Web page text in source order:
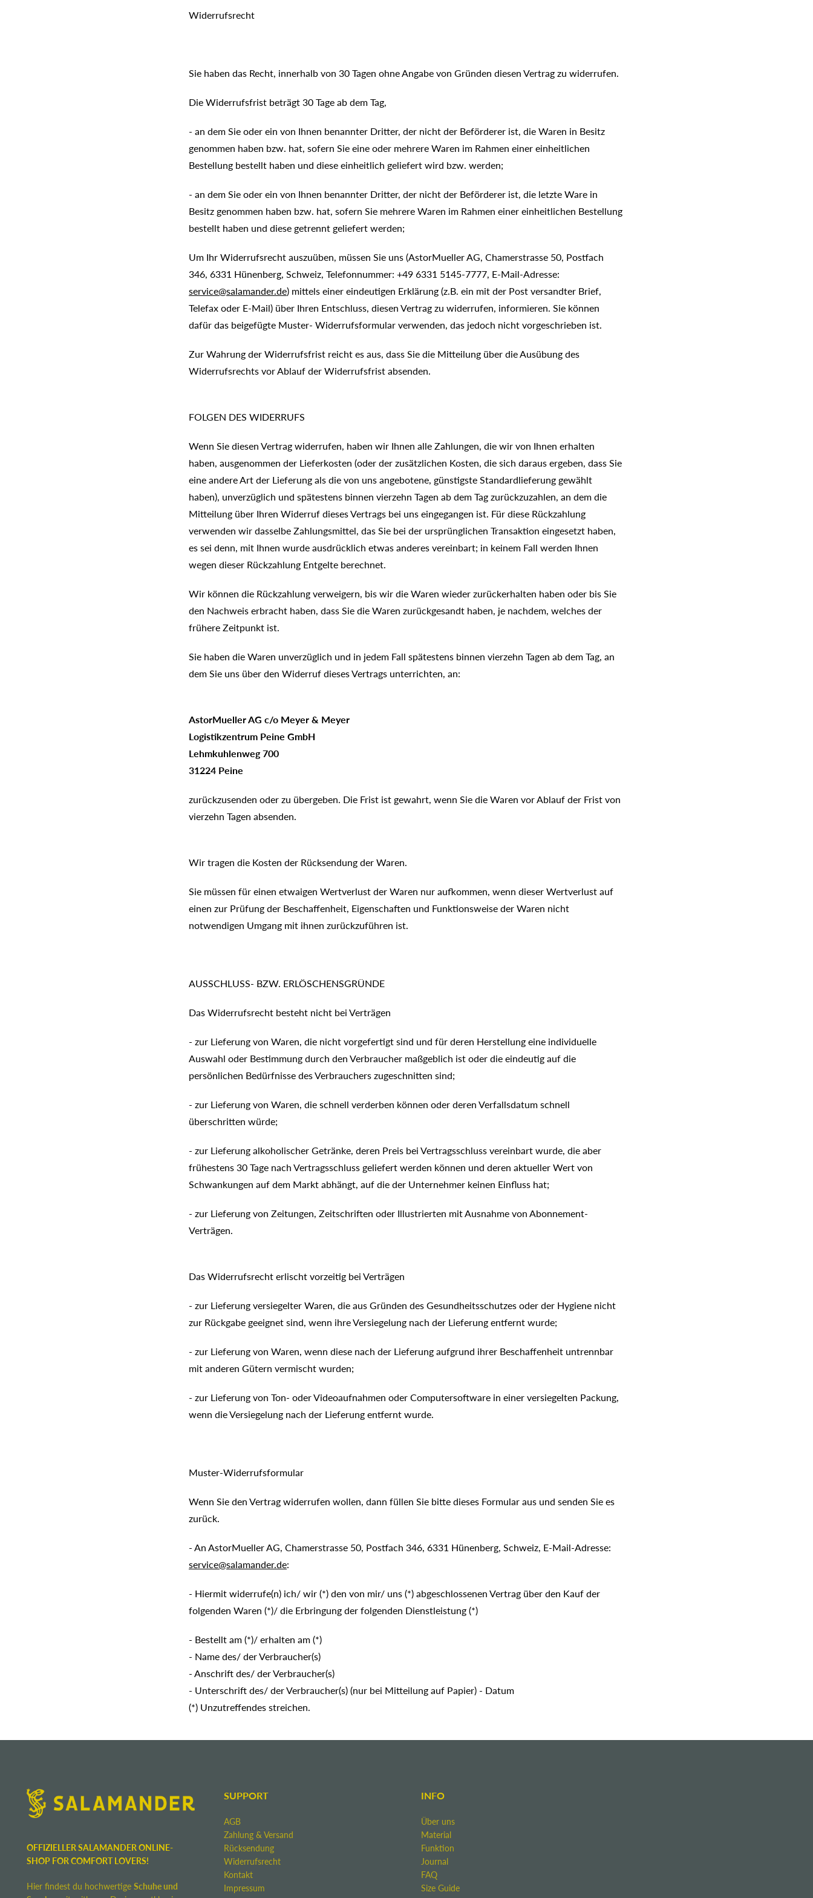
Widerrufsrecht
Sie haben das Recht, innerhalb von 30 Tagen ohne Angabe von Gründen diesen Vertrag zu widerrufen.
Die Widerrufsfrist beträgt 30 Tage ab dem Tag,
- an dem Sie oder ein von Ihnen benannter Dritter, der nicht der Beförderer ist, die Waren in Besitz
genommen haben bzw. hat, sofern Sie eine oder mehrere Waren im Rahmen einer einheitlichen
Bestellung bestellt haben und diese einheitlich geliefert wird bzw. werden;
- an dem Sie oder ein von Ihnen benannter Dritter, der nicht der Beförderer ist, die letzte Ware in
Besitz genommen haben bzw. hat, sofern Sie mehrere Waren im Rahmen einer einheitlichen Bestellung
bestellt haben und diese getrennt geliefert werden;
Um Ihr Widerrufsrecht auszuüben, müssen Sie uns (AstorMueller AG, Chamerstrasse 50, Postfach
346, 6331 Hünenberg, Schweiz, Telefonnummer: +49 6331 5145-7777, E-Mail-Adresse:
service@salamander.de) mittels einer eindeutigen Erklärung (z.B. ein mit der Post versandter Brief,
Telefax oder E-Mail) über Ihren Entschluss, diesen Vertrag zu widerrufen, informieren. Sie können
dafür das beigefügte Muster- Widerrufsformular verwenden, das jedoch nicht vorgeschrieben ist.
Zur Wahrung der Widerrufsfrist reicht es aus, dass Sie die Mitteilung über die Ausübung des
Widerrufsrechts vor Ablauf der Widerrufsfrist absenden.
FOLGEN DES WIDERRUFS
Wenn Sie diesen Vertrag widerrufen, haben wir Ihnen alle Zahlungen, die wir von Ihnen erhalten
haben, ausgenommen der Lieferkosten (oder der zusätzlichen Kosten, die sich daraus ergeben, dass Sie
eine andere Art der Lieferung als die von uns angebotene, günstigste Standardlieferung gewählt
haben), unverzüglich und spätestens binnen vierzehn Tagen ab dem Tag zurückzuzahlen, an dem die
Mitteilung über Ihren Widerruf dieses Vertrags bei uns eingegangen ist. Für diese Rückzahlung
verwenden wir dasselbe Zahlungsmittel, das Sie bei der ursprünglichen Transaktion eingesetzt haben,
es sei denn, mit Ihnen wurde ausdrücklich etwas anderes vereinbart; in keinem Fall werden Ihnen
wegen dieser Rückzahlung Entgelte berechnet.
Wir können die Rückzahlung verweigern, bis wir die Waren wieder zurückerhalten haben oder bis Sie
den Nachweis erbracht haben, dass Sie die Waren zurückgesandt haben, je nachdem, welches der
frühere Zeitpunkt ist.
Sie haben die Waren unverzüglich und in jedem Fall spätestens binnen vierzehn Tagen ab dem Tag, an
dem Sie uns über den Widerruf dieses Vertrags unterrichten, an:
AstorMueller AG c/o Meyer & Meyer
Logistikzentrum Peine GmbH
Lehmkuhlenweg 700
31224 Peine
zurückzusenden oder zu übergeben. Die Frist ist gewahrt, wenn Sie die Waren vor Ablauf der Frist von
vierzehn Tagen absenden.
Wir tragen die Kosten der Rücksendung der Waren.
Sie müssen für einen etwaigen Wertverlust der Waren nur aufkommen, wenn dieser Wertverlust auf
einen zur Prüfung der Beschaffenheit, Eigenschaften und Funktionsweise der Waren nicht
notwendigen Umgang mit ihnen zurückzuführen ist.
AUSSCHLUSS- BZW. ERLÖSCHENSGRÜNDE
Das Widerrufsrecht besteht nicht bei Verträgen
- zur Lieferung von Waren, die nicht vorgefertigt sind und für deren Herstellung eine individuelle
Auswahl oder Bestimmung durch den Verbraucher maßgeblich ist oder die eindeutig auf die
persönlichen Bedürfnisse des Verbrauchers zugeschnitten sind;
- zur Lieferung von Waren, die schnell verderben können oder deren Verfallsdatum schnell
überschritten würde;
- zur Lieferung alkoholischer Getränke, deren Preis bei Vertragsschluss vereinbart wurde, die aber
frühestens 30 Tage nach Vertragsschluss geliefert werden können und deren aktueller Wert von
Schwankungen auf dem Markt abhängt, auf die der Unternehmer keinen Einfluss hat;
- zur Lieferung von Zeitungen, Zeitschriften oder Illustrierten mit Ausnahme von Abonnement-
Verträgen.
Das Widerrufsrecht erlischt vorzeitig bei Verträgen
- zur Lieferung versiegelter Waren, die aus Gründen des Gesundheitsschutzes oder der Hygiene nicht
zur Rückgabe geeignet sind, wenn ihre Versiegelung nach der Lieferung entfernt wurde;
- zur Lieferung von Waren, wenn diese nach der Lieferung aufgrund ihrer Beschaffenheit untrennbar
mit anderen Gütern vermischt wurden;
- zur Lieferung von Ton- oder Videoaufnahmen oder Computersoftware in einer versiegelten Packung,
wenn die Versiegelung nach der Lieferung entfernt wurde.
Muster-Widerrufsformular
Wenn Sie den Vertrag widerrufen wollen, dann füllen Sie bitte dieses Formular aus und senden Sie es
zurück.
- An AstorMueller AG, Chamerstrasse 50, Postfach 346, 6331 Hünenberg, Schweiz, E-Mail-Adresse:
service@salamander.de:
- Hiermit widerrufe(n) ich/ wir (*) den von mir/ uns (*) abgeschlossenen Vertrag über den Kauf der
folgenden Waren (*)/ die Erbringung der folgenden Dienstleistung (*)
- Bestellt am (*)/ erhalten am (*)
- Name des/ der Verbraucher(s)
- Anschrift des/ der Verbraucher(s)
- Unterschrift des/ der Verbraucher(s) (nur bei Mitteilung auf Papier) - Datum
(*) Unzutreffendes streichen.
OFFIZIELLER SALAMANDER ONLINE-
SHOP FOR COMFORT LOVERS!
Hier findest du hochwertige Schuhe und
SUPPORT
AGB
Zahlung & Versand
Rücksendung
Widerrufsrecht
Kontakt
Impressum
INFO
Über uns
Material
Funktion
Journal
FAQ
Size Guide